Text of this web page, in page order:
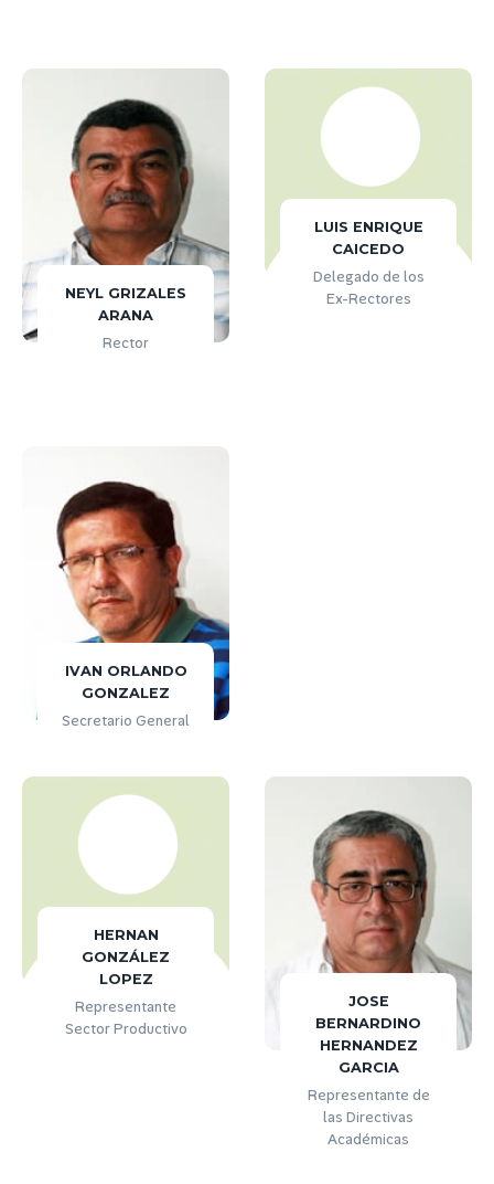
NEYL GRIZALES
ARANA
Rector
LUIS ENRIQUE
CAICEDO
Delegado de los
Ex-Rectores
IVAN ORLANDO
GONZALEZ
Secretario General
HERNAN
GONZÁLEZ
LOPEZ
Representante
Sector Productivo
JOSE
BERNARDINO
HERNANDEZ
GARCIA
Representante de
las Directivas
Académicas